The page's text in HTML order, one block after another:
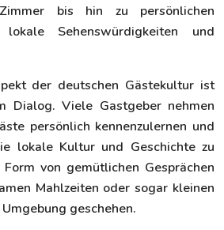
bis hin zu persönlichen
Sehenswürdigkeiten und
der deutschen Gästekultur ist
Dialog. Viele Gastgeber nehmen
persönlich kennenzulernen und
lokale Kultur und Geschichte zu
von gemütlichen Gesprächen
Mahlzeiten oder sogar kleinen
geschehen.